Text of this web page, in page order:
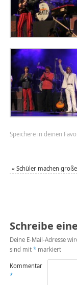
Speichere in deinen
« Schüler machen
Schreibe
Deine E-Mail-Adresse
sind mit *markiert
Kommentar
*